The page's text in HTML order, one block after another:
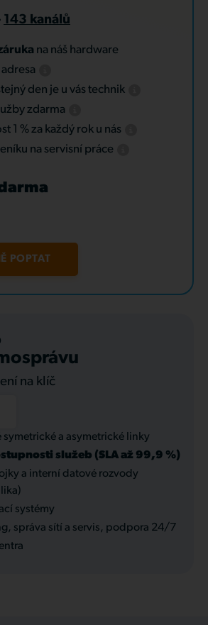
143 kanálů
na náš hardware
adresa
den je u vás technik
zdarma
1 % za každý rok u nás
na servisní práce
POPTAT
na klíč
symetrické a asymetrické linky
služeb (SLA až 99,9 %)
a interní datové rozvody
systémy
správa sítí a servis, podpora 24/7